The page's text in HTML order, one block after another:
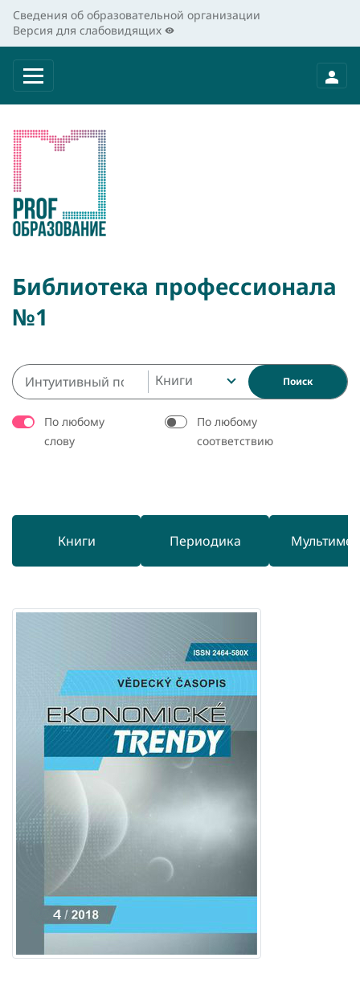
Сведения об образовательной организации
Версия для слабовидящих
Библиотека профессионала
№1
Книги Поиск
По любому
слову
По любому
соответствию
Книги Периодика